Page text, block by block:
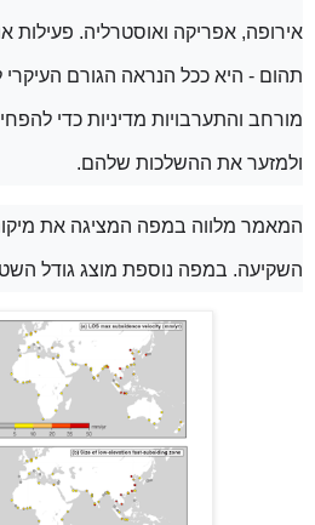
אירופה, אפריקה ואוסטרליה. פעילות
תהום - היא ככל הנראה הגורם העיקרי
מורחב והתערבויות מדיניות כדי
ולמזער את ההשלכות שלהם.
המאמר מלווה במפה המציגה את
השקיעה. במפה נוספת מוצג גודל